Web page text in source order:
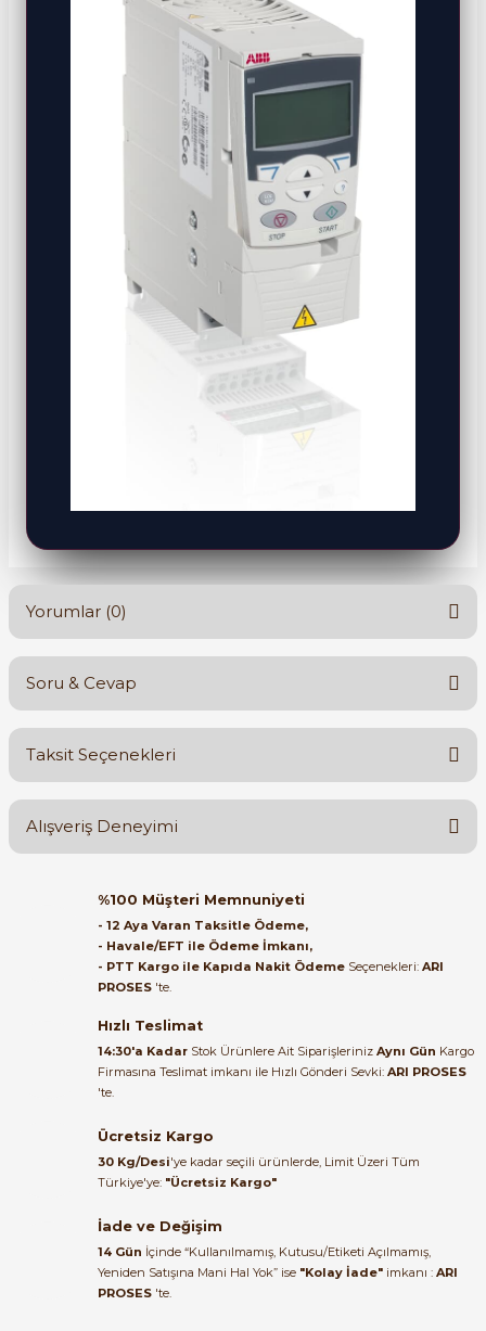
Yorumlar (0)
Bu ürüne ilk yorumu siz yapın!
Soru & Cevap
Ürün hakkında henüz soru sorulmamış.
Taksit Seçenekleri
Alışveriş Deneyimi
Orijinal kutusuyla ertesi gün
ulaştı elimize. Teşekkürler.
B... A... | 27/06/2026
bundan mehmet bey ilgi ve
alakası için teşekkür ederim
muhammed demirci |
Ürün elime eksiksiz ve hasarsız
ulaştı. Paketleme özenliydi,
Kemal Toktaş | 20/06/2026
%100 Müşteri Memnuniyeti
- 12 Aya Varan Taksitle Ödeme,
- Havale/EFT ile Ödeme İmkanı,
- PTT Kargo ile Kapıda Nakit Ödeme Seçenekleri: ARI
PROSES 'te.
Hızlı Teslimat
14:30'a Kadar Stok Ürünlere Ait Siparişleriniz Aynı Gün Kargo
Firmasına Teslimat imkanı ile Hızlı Gönderi Sevki: ARI PROSES
'te.
Ücretsiz Kargo
30 Kg/Desi'ye kadar seçili ürünlerde, Limit Üzeri Tüm
Türkiye'ye: "Ücretsiz Kargo"
İade ve Değişim
14 Gün İçinde “Kullanılmamış, Kutusu/Etiketi Açılmamış,
Yeniden Satışına Mani Hal Yok” ise "Kolay İade" imkanı : ARI
PROSES 'te.